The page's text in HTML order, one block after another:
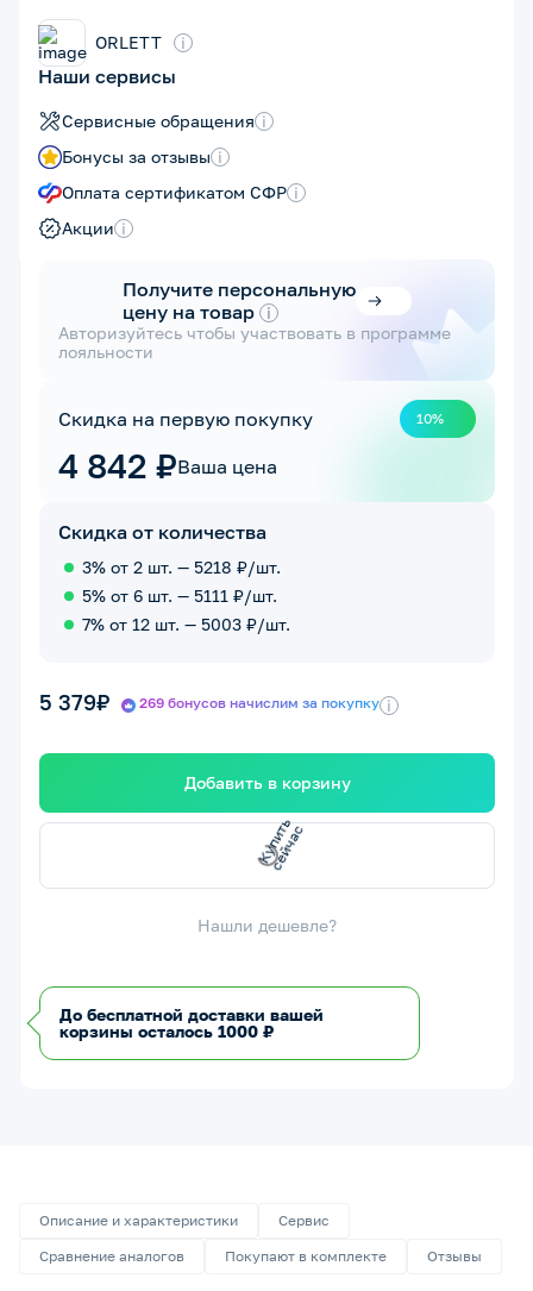
ORLETT i
Наши сервисы
Сервисные обращения i
Бонусы за отзывы i
Оплата сертификатом СФР i
Акции i
Получите персональную
цену на товар i
Авторизуйтесь чтобы участвовать в программе
лояльности
Скидка на первую покупку 10%
4 842 ₽Ваша цена
Скидка от количества
3% от 2 шт. — 5218 ₽/шт.
5% от 6 шт. — 5111 ₽/шт.
7% от 12 шт. — 5003 ₽/шт.
5 379₽ 269 бонусов начислим за покупку i
Добавить в корзину
К
у
п
и
т
ь
с
е
й
ч
а
с
Нашли дешевле?
До бесплатной доставки вашей
корзины осталось 1000 ₽
Описание и характеристики
Сервис
Сравнение аналогов
Покупают в комплекте Отзывы